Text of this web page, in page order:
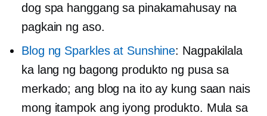
dog spa hanggang sa pinakamahusay na
pagkain ng aso.
Blog ng Sparkles at Sunshine: Nagpakilala
ka lang ng bagong produkto ng pusa sa
merkado; ang blog na ito ay kung saan nais
mong itampok ang iyong produkto. Mula sa